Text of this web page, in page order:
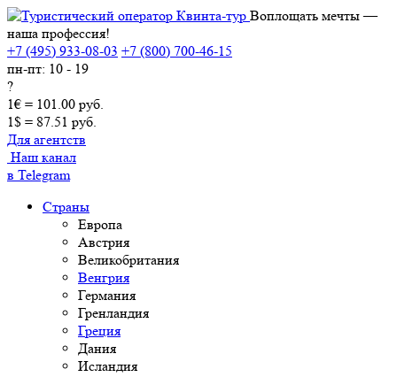
Воплощать мечты —
наша профессия!
+7 (495) 933-08-03 +7 (800) 700-46-15
пн-пт: 10 - 19
?
1€ = 101.00 руб.
1$ = 87.51 руб.
Для агентств
Наш канал
в Telegram
Страны
Европа
Австрия
Великобритания
Венгрия
Германия
Гренландия
Греция
Дания
Исландия